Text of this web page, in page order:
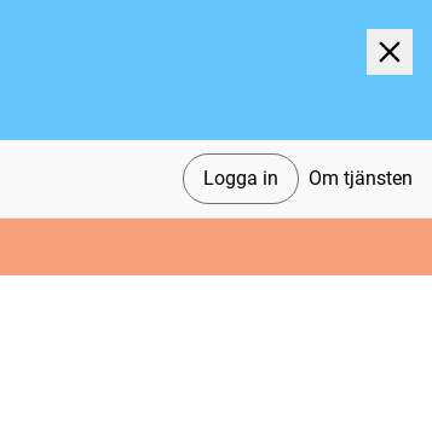
Logga in Om tjänsten